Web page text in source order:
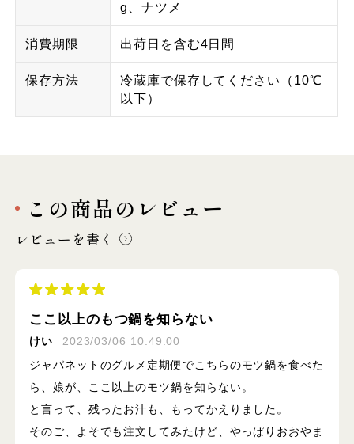
g、ナツメ
消費期限 出荷日を含む4日間
保存方法
冷蔵庫で保存してください（10℃
以下）
この商品のレビュー
レビューを書く
ここ以上のもつ鍋を知らない
けい
2023/03/06 10:49:00
ジャパネットのグルメ定期便でこちらのモツ鍋を食べた
ら、娘が、ここ以上のモツ鍋を知らない。
と言って、残ったお汁も、もってかえりました。
そのご、よそでも注文してみたけど、やっぱりおおやま